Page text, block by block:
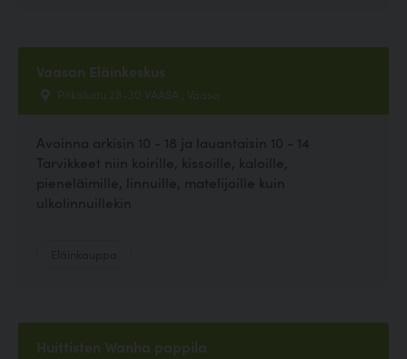
Vaasan Eläinkeskus
Pitkäkatu 28-30 VAASA , Vaasa
Avoinna arkisin 10 - 18 ja lauantaisin 10 - 14
Tarvikkeet niin koirille, kissoille, kaloille,
pieneläimille, linnuille, matelijoille kuin
ulkolinnuillekin
Huittisten Wanha pappila